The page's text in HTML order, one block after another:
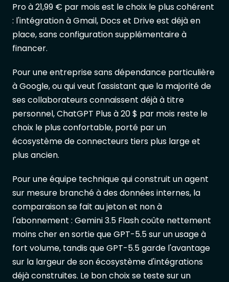
Pro à 21,99 € par mois est le choix le plus cohérent
: l'intégration à Gmail, Docs et Drive est déjà en
place, sans configuration supplémentaire à
financer.
Pour une entreprise sans dépendance particulière
à Google, ou qui veut l'assistant que la majorité de
ses collaborateurs connaissent déjà à titre
personnel, ChatGPT Plus à 20 $ par mois reste le
choix le plus confortable, porté par un
écosystème de connecteurs tiers plus large et
plus ancien.
Pour une équipe technique qui construit un agent
sur mesure branché à des données internes, la
comparaison se fait au jeton et non à
l'abonnement : Gemini 3.5 Flash coûte nettement
moins cher en sortie que GPT-5.5 sur un usage à
fort volume, tandis que GPT-5.5 garde l'avantage
sur la largeur de son écosystème d'intégrations
déjà construites. Le bon choix se teste sur un